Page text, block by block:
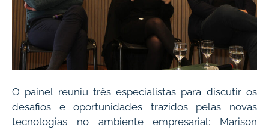
O painel reuniu três especialistas para discutir os
desafios e oportunidades trazidos pelas novas
tecnologias no ambiente empresarial: Marison